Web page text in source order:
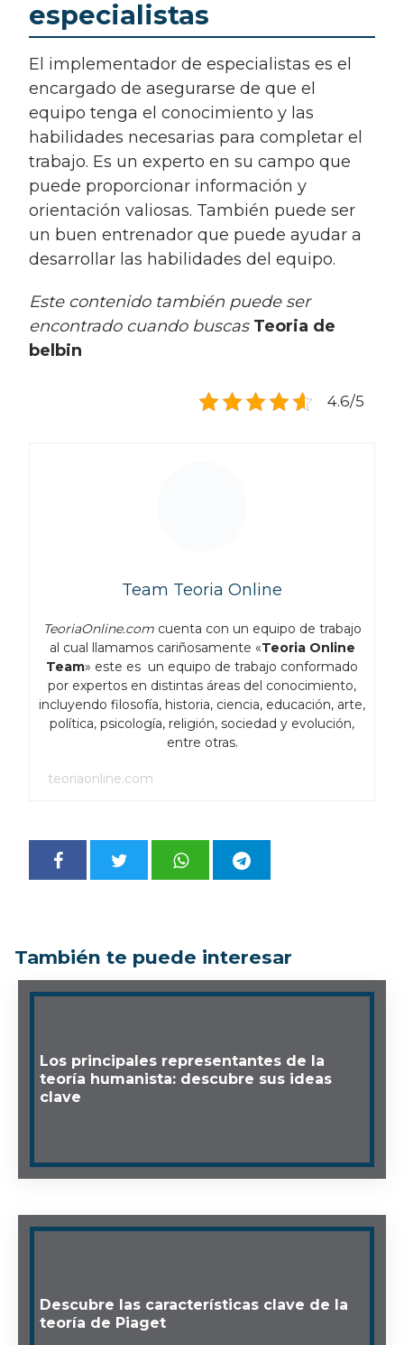
especialistas
El implementador de especialistas es el
encargado de asegurarse de que el
equipo tenga el conocimiento y las
habilidades necesarias para completar el
trabajo. Es un experto en su campo que
puede proporcionar información y
orientación valiosas. También puede ser
un buen entrenador que puede ayudar a
desarrollar las habilidades del equipo.
Este contenido también puede ser
encontrado cuando buscas Teoria de
belbin
4.6/5
Team Teoria Online
TeoriaOnline.comcuenta con un equipo de trabajo
al cual llamamos cariñosamente «Teoria Online
Team» este es un equipo de trabajo conformado
por expertos en distintas áreas del conocimiento,
incluyendo filosofía, historia, ciencia, educación, arte,
política, psicología, religión, sociedad y evolución,
entre otras.
teoriaonline.com
También te puede interesar
Los principales representantes de la
teoría humanista: descubre sus ideas
clave
Descubre las características clave de la
teoría de Piaget